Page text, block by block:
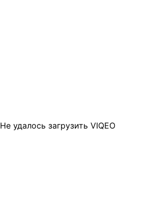
Не удалось загрузить VIQEO